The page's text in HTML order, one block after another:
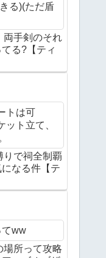
る)(ただ盾
両手剣のそれ
る?【ティ
トは可
ト立て、
りで祠全制覇
なる件【テ
てww
場所って攻略